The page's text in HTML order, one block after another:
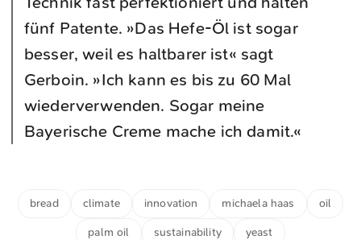
fünf Patente. »Das Hefe-Öl ist sogar
besser, weil es haltbarer ist« sagt
Gerboin. »Ich kann es bis zu 60 Mal
wiederverwenden. Sogar meine
Bayerische Creme mache ich damit.«
bread climate innovation michaela haas oil
palm oil sustainability yeast